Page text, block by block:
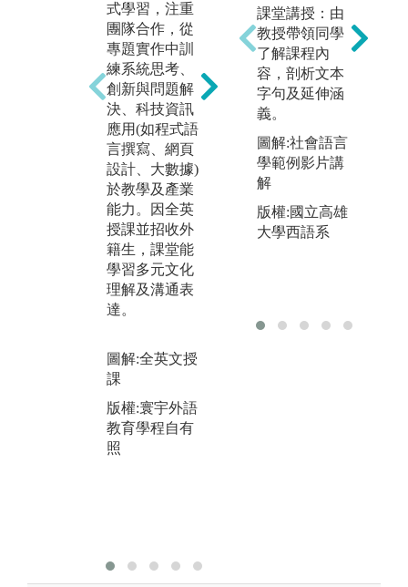
式學習，注重
團隊合作，從
專題實作中訓
練系統思考、
創新與問題解
決、科技資訊
應用(如程式語
言撰寫、網頁
設計、大數據)
於教學及產業
能力。因全英
授課並招收外
籍生，課堂能
學習多元文化
理解及溝通表
達。
圖解:全英文授
課
版權:寰宇外語
教育學程自有
照
小組合作及討
論：課堂教師
善於規劃小組
簡報及敘事練
習，培養學生
解決問題及合
作能力。同學
以合作方式，
呈現最後學習
法能增進人與
人之間相互瞭
課堂講授：由
教授帶領同學
了解課程內
容，剖析文本
字句及延伸涵
義。
圖解:社會語言
學範例影片講
解
版權:國立高雄
大學西語系